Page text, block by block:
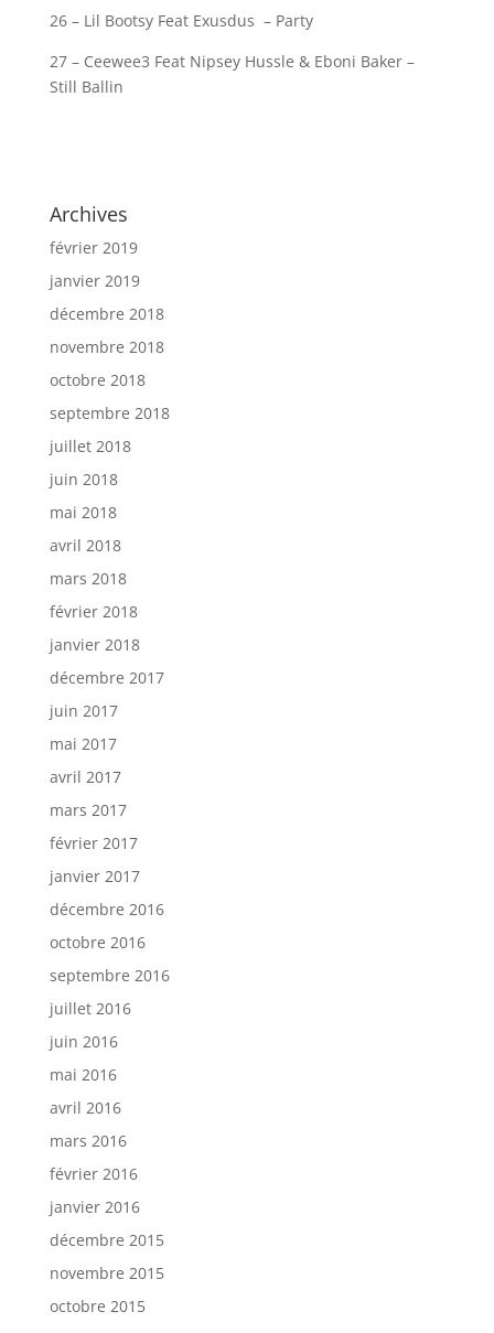
26 – Lil Bootsy Feat Exusdus – Party
27 – Ceewee3 Feat Nipsey Hussle & Eboni Baker –
Still Ballin
Archives
février 2019
janvier 2019
décembre 2018
novembre 2018
octobre 2018
septembre 2018
juillet 2018
juin 2018
mai 2018
avril 2018
mars 2018
février 2018
janvier 2018
décembre 2017
juin 2017
mai 2017
avril 2017
mars 2017
février 2017
janvier 2017
décembre 2016
octobre 2016
septembre 2016
juillet 2016
juin 2016
mai 2016
avril 2016
mars 2016
février 2016
janvier 2016
décembre 2015
novembre 2015
octobre 2015